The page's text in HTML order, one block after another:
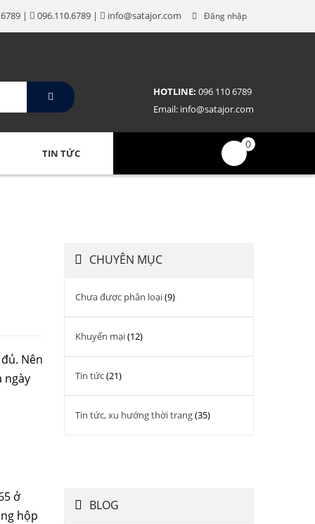
Đăng nhập
thật cao cấp
| 096.110.6789 | info@satajor.com
HOTLINE: 096 110 6789
Email: info@satajor.com
TIN TỨC
0
Nên
ngày
ở
hộp
CHUYÊN MỤC
Chưa được phân loại(9)
Khuyến mại(12)
Tin tức(21)
Tin tức, xu hướng thời trang(35)
BLOG